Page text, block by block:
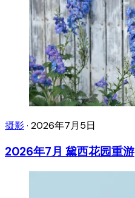
摄影· 2026年7月5日
2026年7月 黛西花园重游